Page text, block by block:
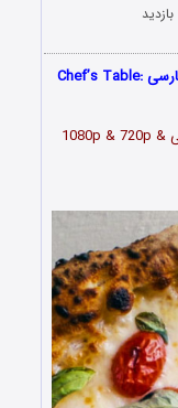
دانلود مستند میز سرآشپز: پیتزا با زیرنویس فارسی Chef’s Table:
سریال میز سرآشپز: پیتزا ۲۰۲۲ با کیفیت عالی 1080p & 720p &